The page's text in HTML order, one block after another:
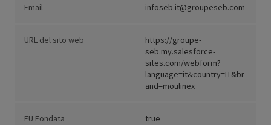
Email infoseb.it@groupeseb.com
URL del sito web
https://groupe-
seb.my.salesforce-
sites.com/webform?
language=it&country=IT&br
and=moulinex
EU Fondata true